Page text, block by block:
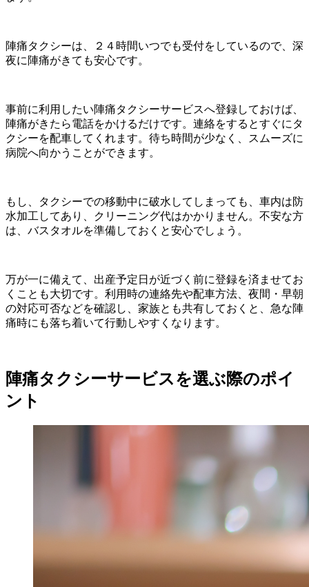
陣痛タクシーは、２４時間いつでも受付をしているので、深
夜に陣痛がきても安心です。
事前に利用したい陣痛タクシーサービスへ登録しておけば、
陣痛がきたら電話をかけるだけです。連絡をするとすぐにタ
クシーを配車してくれます。待ち時間が少なく、スムーズに
病院へ向かうことができます。
もし、タクシーでの移動中に破水してしまっても、車内は防
水加工してあり、クリーニング代はかかりません。不安な方
は、バスタオルを準備しておくと安心でしょう。
万が一に備えて、出産予定日が近づく前に登録を済ませてお
くことも大切です。利用時の連絡先や配車方法、夜間・早朝
の対応可否などを確認し、家族とも共有しておくと、急な陣
痛時にも落ち着いて行動しやすくなります。
陣痛タクシーサービスを選ぶ際のポイ
ント